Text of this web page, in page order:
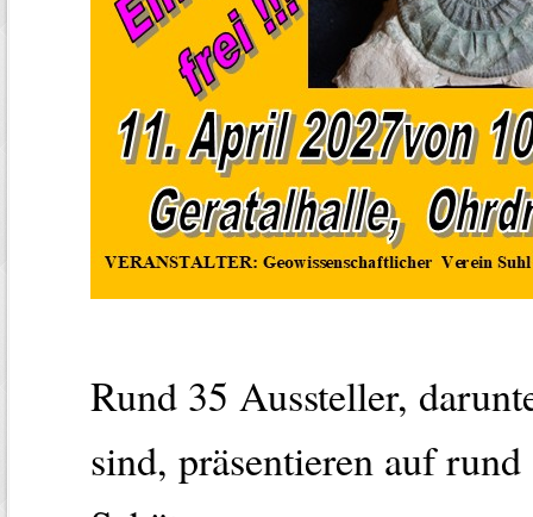
Rund 35 Aussteller,
sind, präsentieren auf